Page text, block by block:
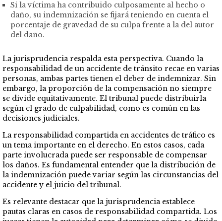
Si la víctima ha contribuido culposamente al hecho o
daño, su indemnización se fijará teniendo en cuenta el
porcentaje de gravedad de su culpa frente a la del autor
del daño.
La jurisprudencia respalda esta perspectiva. Cuando la
responsabilidad de un accidente de tránsito recae en varias
personas, ambas partes tienen el deber de indemnizar. Sin
embargo, la proporción de la compensación no siempre
se divide equitativamente. El tribunal puede distribuirla
según el grado de culpabilidad, como es común en las
decisiones judiciales.
La responsabilidad compartida en accidentes de tráfico es
un tema importante en el derecho. En estos casos, cada
parte involucrada puede ser responsable de compensar
los daños. Es fundamental entender que la distribución de
la indemnización puede variar según las circunstancias del
accidente y el juicio del tribunal.
Es relevante destacar que la jurisprudencia establece
pautas claras en casos de responsabilidad compartida. Los